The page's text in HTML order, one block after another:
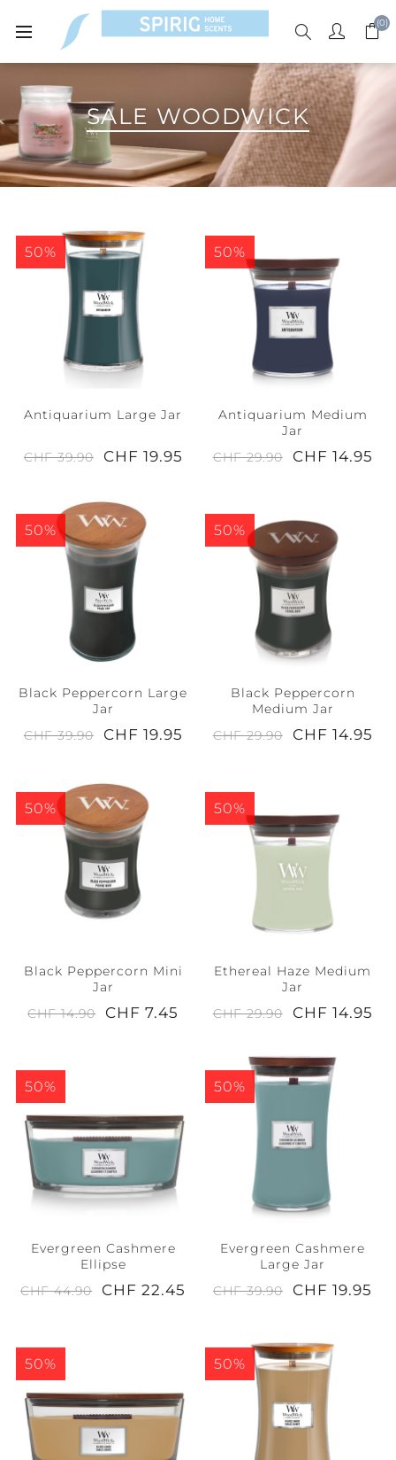
(0)
SALE WOODWICK
50%
Antiquarium Large Jar
CHF 39.90 CHF 19.95
50%
Antiquarium Medium
Jar
CHF 29.90
CHF 14.95
50%
Black Peppercorn Large
Jar
CHF 39.90
CHF 19.95
50%
Black Peppercorn
Medium Jar
CHF 29.90
CHF 14.95
50%
Black Peppercorn Mini
Jar
CHF 14.90
CHF 7.45
50%
Ethereal Haze Medium
Jar
CHF 29.90
CHF 14.95
50%
Evergreen Cashmere
Ellipse
CHF 44.90
CHF 22.45
50%
Evergreen Cashmere
Large Jar
CHF 39.90
CHF 19.95
50% 50%